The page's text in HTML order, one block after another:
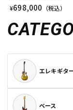
¥698,000 （税込）
エレキギタ
ベース